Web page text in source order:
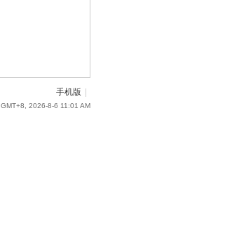
手机版
GMT+8, 2026-8-6 11:01 AM